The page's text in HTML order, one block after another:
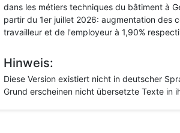
dans les métiers techniques du bâtiment à
partir du 1er juillet 2026: augmentation des
travailleur et de l'employeur à 1,90%
Hinweis:
Diese Version existiert nicht in deutscher
Grund erscheinen nicht übersetzte Texte in